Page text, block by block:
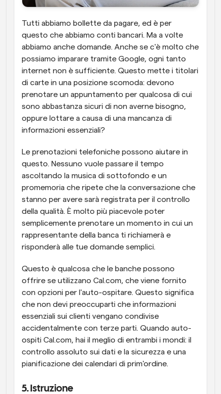
Tutti abbiamo bollette da pagare, ed è per
questo che abbiamo conti bancari. Ma a volte
abbiamo anche domande. Anche se c'è molto che
possiamo imparare tramite Google, ogni tanto
internet non è sufficiente. Questo mette i titolari
di carte in una posizione scomoda: devono
prenotare un appuntamento per qualcosa di cui
sono abbastanza sicuri di non averne bisogno,
oppure lottare a causa di una mancanza di
informazioni essenziali?
Le prenotazioni telefoniche possono aiutare in
questo. Nessuno vuole passare il tempo
ascoltando la musica di sottofondo e un
promemoria che ripete che la conversazione che
stanno per avere sarà registrata per il controllo
della qualità. È molto più piacevole poter
semplicemente prenotare un momento in cui un
rappresentante della banca ti richiamerà e
risponderà alle tue domande semplici.
Questo è qualcosa che le banche possono
offrire se utilizzano Cal.com, che viene fornito
con opzioni per l'auto-ospitare. Questo significa
che non devi preoccuparti che informazioni
essenziali sui clienti vengano condivise
accidentalmente con terze parti. Quando auto-
ospiti Cal.com, hai il meglio di entrambi i mondi: il
controllo assoluto sui dati e la sicurezza e una
pianificazione dei calendari di prim'ordine.
5. Istruzione